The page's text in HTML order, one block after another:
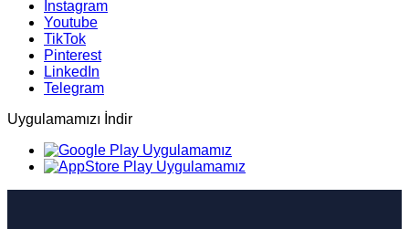
Instagram
Youtube
TikTok
Pinterest
LinkedIn
Telegram
Uygulamamızı İndir